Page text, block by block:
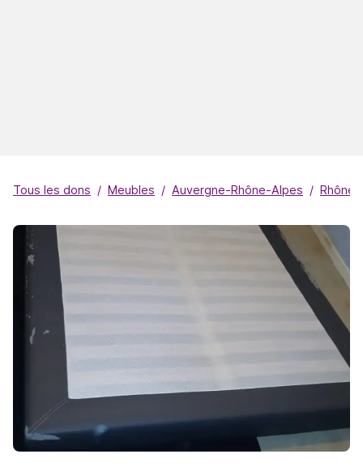
Tous les dons Meubles Auvergne-Rhône-Alpes Rhône